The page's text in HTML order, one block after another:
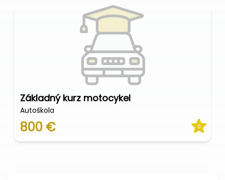
Základný kurz motocykel
Autoškola
800 € 0